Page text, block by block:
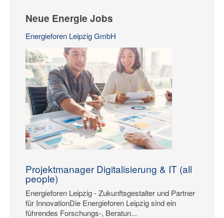
Neue Energie Jobs
Energieforen Leipzig GmbH
Projektmanager Digitalisierung & IT (all
people)
Energieforen Leipzig - Zukunftsgestalter und Partner
für InnovationDie Energieforen Leipzig sind ein
führendes Forschungs-, Beratun...